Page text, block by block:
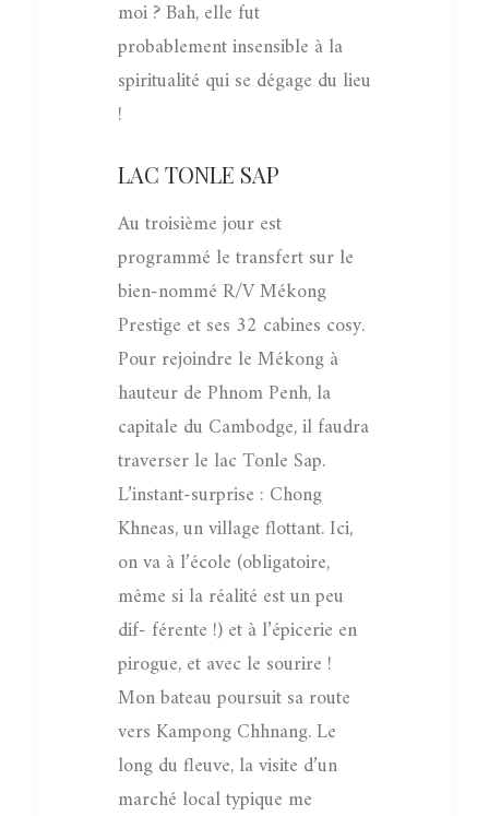
moi ? Bah, elle fut
probablement insensible à la
spiritualité qui se dégage du lieu
!
LAC TONLE SAP
Au troisième jour est
programmé le transfert sur le
bien-nommé R/V Mékong
Prestige et ses 32 cabines cosy.
Pour rejoindre le Mékong à
hauteur de Phnom Penh, la
capitale du Cambodge, il faudra
traverser le lac Tonle Sap.
L’instant-surprise : Chong
Khneas, un village flottant. Ici,
on va à l’école (obligatoire,
même si la réalité est un peu
dif- férente !) et à l’épicerie en
pirogue, et avec le sourire !
Mon bateau poursuit sa route
vers Kampong Chhnang. Le
long du fleuve, la visite d’un
marché local typique me